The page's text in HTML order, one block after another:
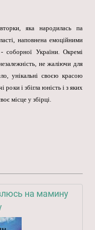
яка народилась па
наповнена емоційними
соборної України. Окремі
не жаліючи для
унікальні своєю красою
і збігла юність і з яких
місце у збірці.
на мамину